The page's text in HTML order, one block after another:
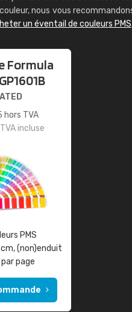
nous vous
un éventail de couleurs PMS.
Formula
hors TVA
incluse
PMS
(non)enduit
page